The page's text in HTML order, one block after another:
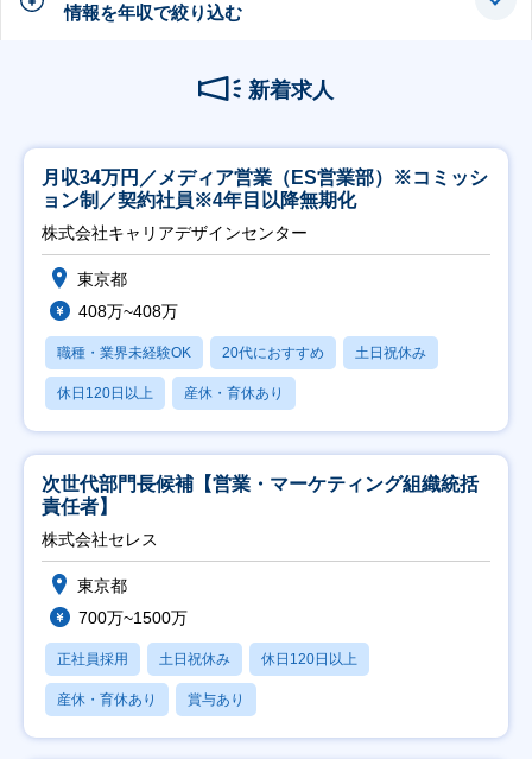
情報を年収で絞り込む
新着求人
月収34万円／メディア営業（ES営業部）※コミッシ
ョン制／契約社員※4年目以降無期化
株式会社キャリアデザインセンター
東京都
408万~408万
職種・業界未経験OK 20代におすすめ 土日祝休み
休日120日以上 産休・育休あり
次世代部門長候補【営業・マーケティング組織統括
責任者】
株式会社セレス
東京都
700万~1500万
正社員採用 土日祝休み 休日120日以上
産休・育休あり 賞与あり